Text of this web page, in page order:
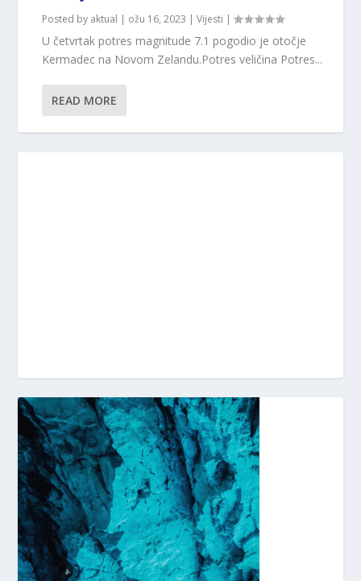
Posted by aktual | ožu 16, 2023 |Vijesti |
U četvrtak potres magnitude 7.1 pogodio je otočje
Kermadec na Novom Zelandu.Potres veličina Potres...
READ MORE